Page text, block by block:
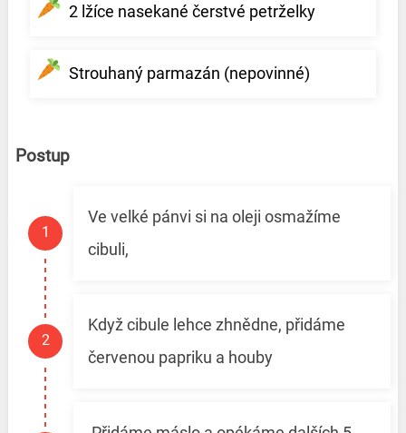
2 lžíce nasekané čerstvé petrželky
Strouhaný parmazán (nepovinné)
Postup
Ve velké pánvi si na oleji osmažíme
cibuli,
Když cibule lehce zhnědne, přidáme
červenou papriku a houby